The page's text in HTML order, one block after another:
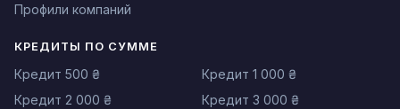
Профили компаний
КРЕДИТЫ ПО СУММЕ
Кредит 500 ₴
Кредит 1 000 ₴
Кредит 2 000 ₴
Кредит 3 000 ₴